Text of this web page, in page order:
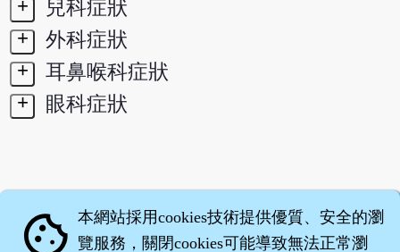
+
兒科症狀
+
外科症狀
+
耳鼻喉科症狀
+
眼科症狀
cookie 本網站採用cookies技術提供優質、安全的瀏
覽服務，關閉cookies可能導致無法正常瀏